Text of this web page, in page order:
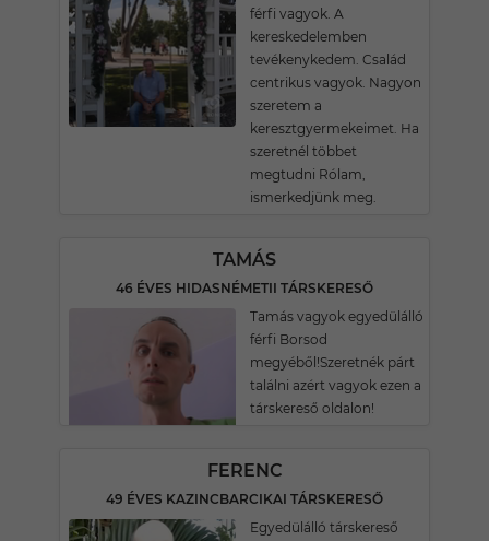
férfi vagyok. A
kereskedelemben
tevékenykedem. Család
centrikus vagyok. Nagyon
szeretem a
keresztgyermekeimet. Ha
szeretnél többet
megtudni Rólam,
ismerkedjünk meg.
TAMÁS
46 ÉVES HIDASNÉMETII TÁRSKERESŐ
Tamás vagyok egyedülálló
férfi Borsod
megyéből!Szeretnék párt
találni azért vagyok ezen a
társkereső oldalon!
FERENC
49 ÉVES KAZINCBARCIKAI TÁRSKERESŐ
Egyedülálló társkereső